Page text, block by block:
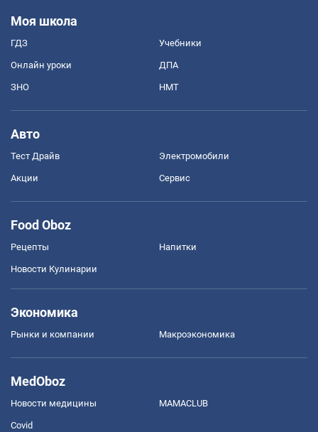
Моя школа
ГДЗ Учебники
Онлайн уроки ДПА
ЗНО НМТ
Авто
Тест Драйв Электромобили
Акции Сервис
Food Oboz
Рецепты Напитки
Новости Кулинарии
Экономика
Рынки и компании Mакроэкономика
MedOboz
Новости медицины MAMACLUB
Covid